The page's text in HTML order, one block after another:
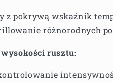
z pokrywą wskaźnik
różnorodnych
wysokości rusztu: